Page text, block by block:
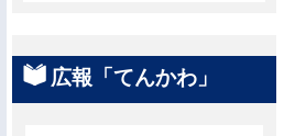
広報「てんかわ」